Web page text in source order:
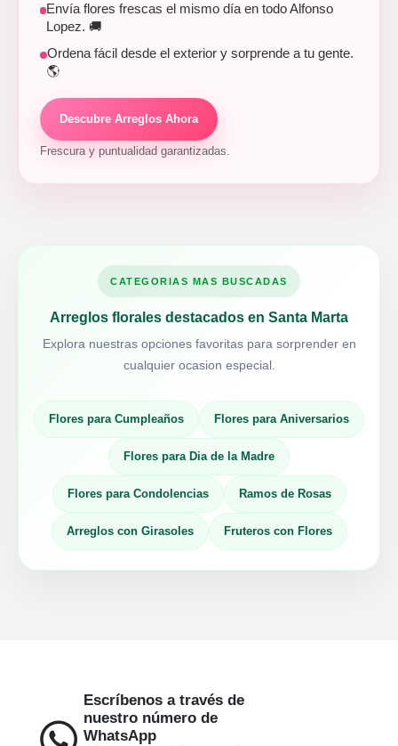
Envía flores frescas el mismo día en todo Alfonso
Lopez. 🚚
Ordena fácil desde el exterior y sorprende a tu gente.
🌎
Descubre Arreglos Ahora
Frescura y puntualidad garantizadas.
CATEGORIAS MAS BUSCADAS
Arreglos florales destacados en Santa Marta
Explora nuestras opciones favoritas para sorprender en
cualquier ocasion especial.
Flores para Cumpleaños Flores para Aniversarios
Flores para Dia de la Madre
Flores para Condolencias Ramos de Rosas
Arreglos con Girasoles Fruteros con Flores
Escríbenos a través de
nuestro número de
WhatsApp